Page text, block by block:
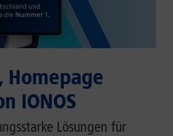
Homepage
IONOS
Lösungen für